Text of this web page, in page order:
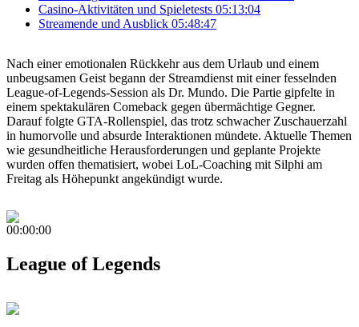
Casino-Aktivitäten und Spieletests 05:13:04
Streamende und Ausblick 05:48:47
Nach einer emotionalen Rückkehr aus dem Urlaub und einem
unbeugsamen Geist begann der Streamdienst mit einer fesselnden
League-of-Legends-Session als Dr. Mundo. Die Partie gipfelte in
einem spektakulären Comeback gegen übermächtige Gegner.
Darauf folgte GTA-Rollenspiel, das trotz schwacher Zuschauerzahl
in humorvolle und absurde Interaktionen mündete. Aktuelle Themen
wie gesundheitliche Herausforderungen und geplante Projekte
wurden offen thematisiert, wobei LoL-Coaching mit Silphi am
Freitag als Höhepunkt angekündigt wurde.
00:00:00
League of Legends